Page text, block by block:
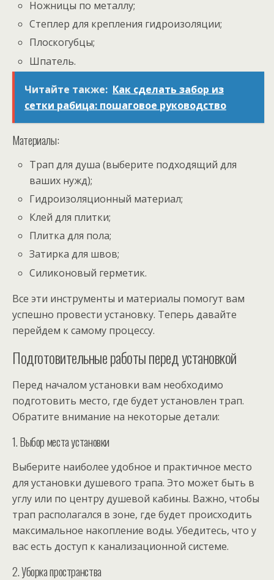
Ножницы по металлу;
Степлер для крепления гидроизоляции;
Плоскогубцы;
Шпатель.
Читайте также: Как сделать забор из
сетки рабица: пошаговое руководство
Материалы:
Трап для душа (выберите подходящий для
ваших нужд);
Гидроизоляционный материал;
Клей для плитки;
Плитка для пола;
Затирка для швов;
Силиконовый герметик.
Все эти инструменты и материалы помогут вам
успешно провести установку. Теперь давайте
перейдем к самому процессу.
Подготовительные работы перед установкой
Перед началом установки вам необходимо
подготовить место, где будет установлен трап.
Обратите внимание на некоторые детали:
1. Выбор места установки
Выберите наиболее удобное и практичное место
для установки душевого трапа. Это может быть в
углу или по центру душевой кабины. Важно, чтобы
трап располагался в зоне, где будет происходить
максимальное накопление воды. Убедитесь, что у
вас есть доступ к канализационной системе.
2. Уборка пространства